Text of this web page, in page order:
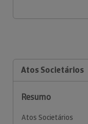
Atos Societários
Resumo
Atos Societários